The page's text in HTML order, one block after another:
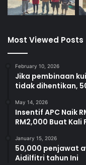
Most Viewed Posts
February 10, 2026
Jika pembinaan
tidak dihentikan,
May 14, 2026
Insentif APC Naik
RM2,000 Buat Kali
January 15, 2026
50,000 penjawat
Aidilfitri tahun Ini